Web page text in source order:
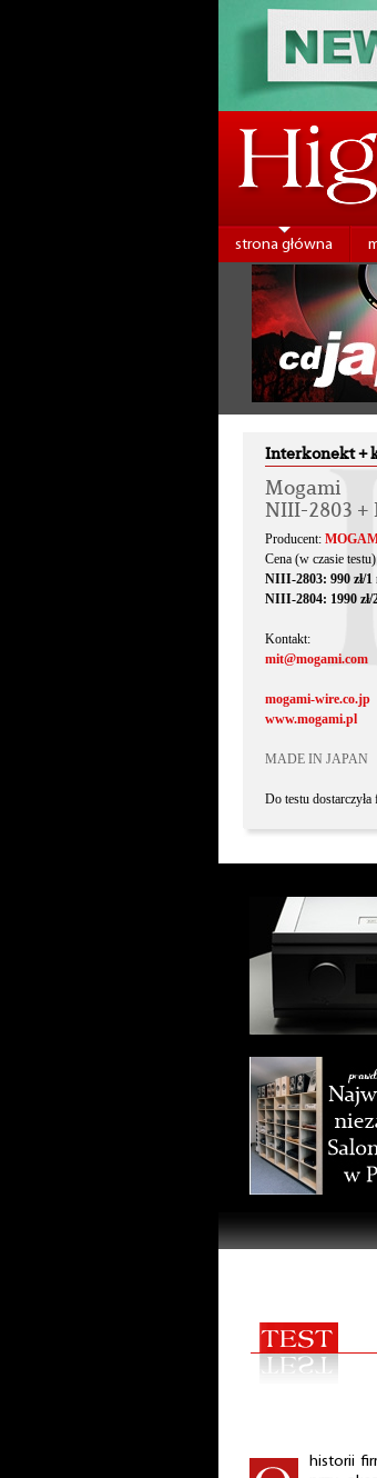
strona główna
Interkonekt +
Mogami
NIII-2803 +
Producent:
Cena (w czasie
NIII-2803: 990 zł/1
NIII-2804: 1990 zł/
Kontakt:
mit@mogami.com
mogami-wire.co.jp
www.mogami.pl
MADE IN JAPAN
Do testu dostarczyła
historii